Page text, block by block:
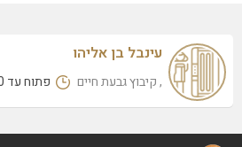
עינבל בן אליהו
, קיבוץ גבעת חיים פתוח עד 19:00